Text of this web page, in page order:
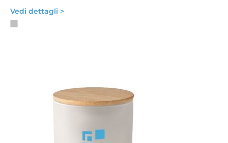
Vedi dettagli >